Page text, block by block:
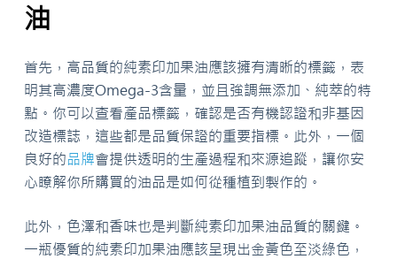
油
首先，高品質的純素印加果油應該擁有清晰的標籤，表
明其高濃度Omega-3含量，並且強調無添加、純萃的特
點。你可以查看產品標籤，確認是否有機認證和非基因
改造標誌，這些都是品質保證的重要指標。此外，一個
良好的品牌會提供透明的生產過程和來源追蹤，讓你安
心瞭解你所購買的油品是如何從種植到製作的。
此外，色澤和香味也是判斷純素印加果油品質的關鍵。
一瓶優質的純素印加果油應該呈現出金黃色至淡綠色，